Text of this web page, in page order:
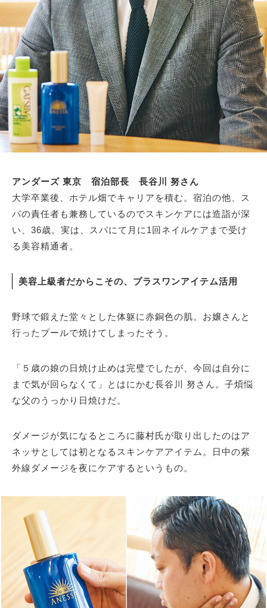
アンダーズ 東京 宿泊部長 長谷川 努さん
大学卒業後、ホテル畑でキャリアを積む。宿泊の他、ス
パの責任者も兼務しているのでスキンケアには造詣が深
い、36歳。実は、スパにて月に1回ネイルケアまで受け
る美容精通者。
美容上級者だからこその、プラスワンアイテム活用
野球で鍛えた堂々とした体躯に赤銅色の肌。お嬢さんと
行ったプールで焼けてしまったそう。
「５歳の娘の日焼け止めは完璧でしたが、今回は自分に
まで気が回らなくて」とはにかむ長谷川 努さん。子煩悩
な父のうっかり日焼けだ。
ダメージが気になるところに藤村氏が取り出したのはア
ネッサとしては初となるスキンケアアイテム。日中の紫
外線ダメージを夜にケアするというもの。